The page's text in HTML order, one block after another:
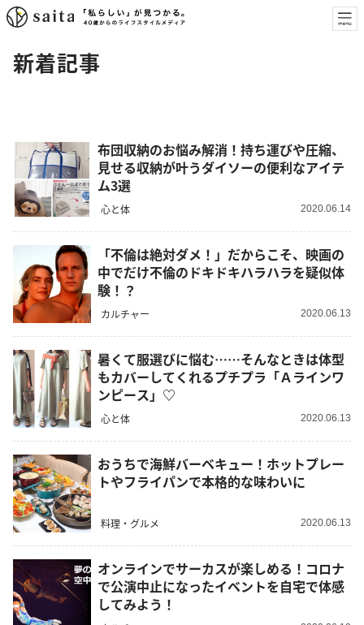
新着記事
布団収納のお悩み解消！持ち運びや圧縮、
見せる収納が叶うダイソーの便利なアイテ
ム3選
心と体 2020.06.14
「不倫は絶対ダメ！」だからこそ、映画の
中でだけ不倫のドキドキハラハラを疑似体
験！？
カルチャー 2020.06.13
暑くて服選びに悩む……そんなときは体型
もカバーしてくれるプチプラ「Ａラインワ
ンピース」♡
心と体 2020.06.13
おうちで海鮮バーベキュー！ホットプレー
トやフライパンで本格的な味わいに
料理・グルメ 2020.06.13
オンラインでサーカスが楽しめる！コロナ
で公演中止になったイベントを自宅で体感
してみよう！